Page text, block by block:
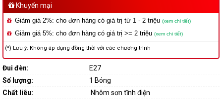
Khuyến mại
Giảm giá 2%: cho đơn hàng có giá trị từ 1 - 2 triệu (xem chi tiết)
Giảm giá 5%: cho đơn hàng có giá trị >= 2 triệu (xem chi tiết)
(*) Lưu ý: Không áp dụng đồng thời với các chương trình
Đui đèn:
E27
Số lượng:
1 Bóng
Chất liêu:
Nhôm sơn tĩnh điện